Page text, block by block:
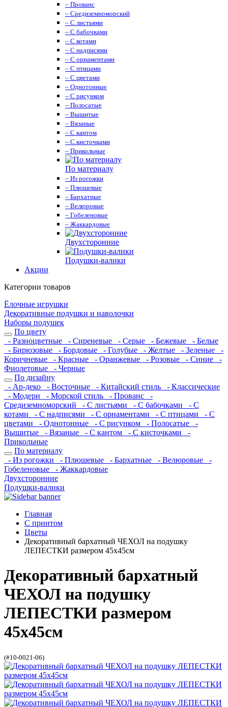
– Прованс
– Средиземноморский
– С листьями
– С бабочками
– С котами
– С надписями
– С орнаментами
– С птицами
– С цветами
– Однотонные
– С рисунком
– Полосатые
– Вышитые
– Вязаные
– С кантом
– С кисточками
– Прикольные
По материалу
– Из рогожки
– Плюшевые
– Бархатные
– Велюровые
– Гобеленовые
– Жаккардовые
Двухсторонние
Подушки-валики
Акции
Категории товаров
Ёлочные игрушки
Декоративные подушки и наволочки
Наборы подушек
По цвету
- Разноцветные
- Сиреневые - Серые - Бежевые
- Белые
- Бирюзовые
- Бордовые - Голубые - Желтые - Зеленые
-
Коричневые
- Красные - Оранжевые - Розовые - Синие
-
Фиолетовые
- Черные
По дизайну
- Ар-деко
- Восточные - Китайский стиль
- Классические
- Модерн
- Морской стиль - Прованс
-
Средиземноморский
- С листьями - С бабочками
- С
котами
- С надписями - С орнаментами - С птицами
- С
цветами
- Однотонные - С рисунком - Полосатые
-
Вышитые
- Вязаные - С кантом - С кисточками
-
Прикольные
По материалу
- Из рогожки
- Плюшевые - Бархатные - Велюровые
-
Гобеленовые
- Жаккардовые
Двухсторонние
Подушки-валики
Главная
С принтом
Цветы
Декоративный бархатный ЧЕХОЛ на подушку
ЛЕПЕСТКИ размером 45х45см
Декоративный бархатный
ЧЕХОЛ на подушку
ЛЕПЕСТКИ размером
45х45см
(#10-0021-06)